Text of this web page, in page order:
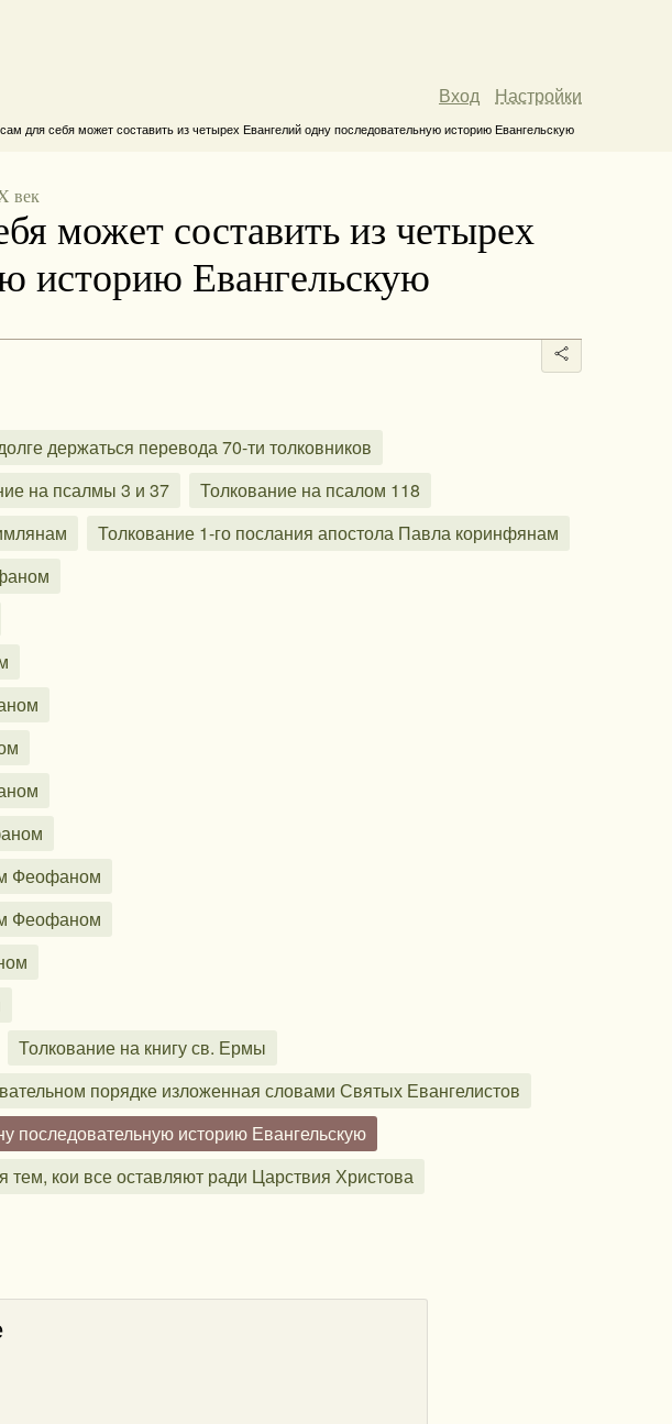
Вход Настройки
для себя может составить из четырех Евангелий одну последовательную историю Евангельскую
век
может составить из четырех
историю Евангельскую
держаться перевода 70-ти толковников
на псалмы 3 и 37
Толкование на псалом 118
Толкование 1-го послания апостола Павла коринфянам
Феофаном
Феофаном
Толкование на книгу св. Ермы
порядке изложенная словами Святых Евангелистов
последовательную историю Евангельскую
кои все оставляют ради Царствия Христова